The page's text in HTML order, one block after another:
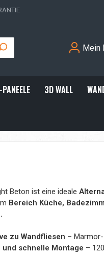
Mein
3D WALL
Beton ist eine ideale
Bereich Küche,
zu Wandfliesen –
und schnelle Montage –